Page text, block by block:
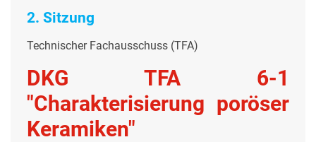
2. Sitzung
Technischer Fachausschuss (TFA)
DKG TFA 6-1
"Charakterisierung poröser
Keramiken"